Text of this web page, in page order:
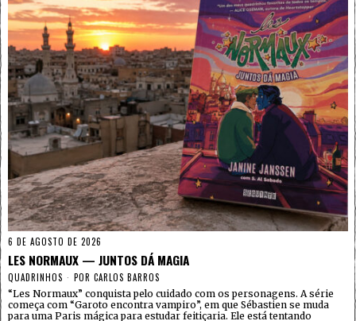
6 DE AGOSTO DE 2026
LES NORMAUX — JUNTOS DÁ MAGIA
QUADRINHOS POR CARLOS BARROS
“Les Normaux” conquista pelo cuidado com os personagens. A série
começa com “Garoto encontra vampiro”, em que Sébastien se muda
para uma Paris mágica para estudar feitiçaria. Ele está tentando